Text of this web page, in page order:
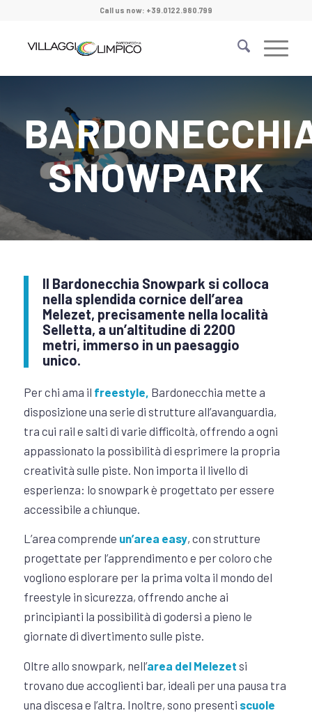
Call us now: +39.0122.980.799
SNOWPARK
Il Bardonecchia Snowpark si colloca
nella splendida cornice dell’area
Melezet, precisamente nella località
Selletta, a un’altitudine di 2200
metri, immerso in un paesaggio
unico.
Per chi ama il freestyle, Bardonecchia mette a
disposizione una serie di strutture all’avanguardia,
tra cui rail e salti di varie difficoltà, offrendo a ogni
appassionato la possibilità di esprimere la propria
creatività sulle piste. Non importa il livello di
esperienza: lo snowpark è progettato per essere
accessibile a chiunque.
L’area comprende un’area easy, con strutture
progettate per l’apprendimento e per coloro che
vogliono esplorare per la prima volta il mondo del
freestyle in sicurezza, offrendo anche ai
principianti la possibilità di godersi a pieno le
giornate di divertimento sulle piste.
Oltre allo snowpark, nell’area del Melezet si
trovano due accoglienti bar, ideali per una pausa tra
una discesa e l’altra. Inoltre, sono presenti scuole